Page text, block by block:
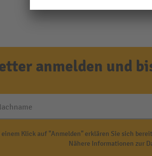
anmelden und
Klick auf "Anmelden" erklären Sie sich
Nähere Informationen zur